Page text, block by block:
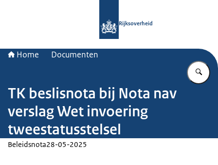
Rijksoverheid
Home Documenten
TK beslisnota bij Nota nav
verslag Wet invoering
tweestatusstelsel
Beleidsnota28-05-2025